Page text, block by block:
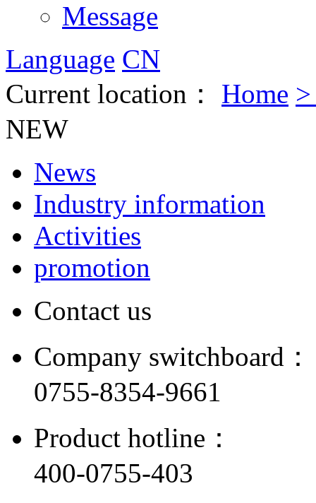
Message
Language CN
Current location：
Home
NEW
News
Industry information
Activities
promotion
Contact us
Company switchboard：
0755-8354-9661
Product hotline：
400-0755-403